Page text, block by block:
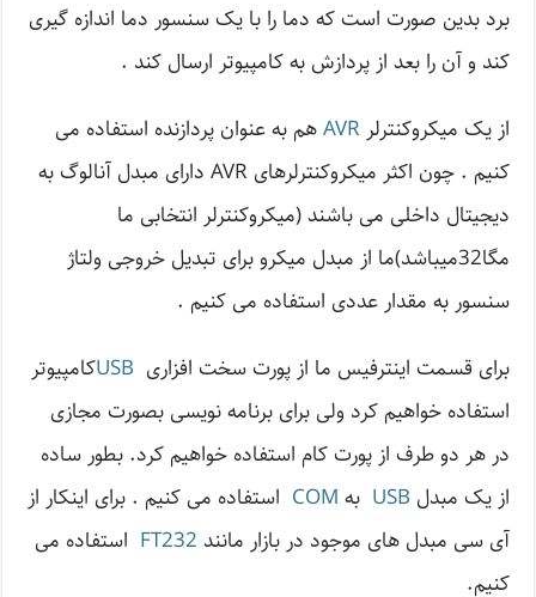
برد بدین صورت است که دما را با یک سنسور دما اندازه گیری
کند و آن را بعد از پردازش به کامپیوتر ارسال کند .
از یک میکروکنترلر AVRهم به عنوان پردازنده استفاده می
کنیم . چون اکثر میکروکنترلرهای AVR دارای مبدل آنالوگ به
دیجیتال داخلی می باشند (میکروکنترلر انتخابی ما
مگا32میباشد)ما از مبدل میکرو برای تبدیل خروجی ولتاژ
سنسور به مقدار عددی استفاده می کنیم .
برای قسمت اینترفیس ما از پورت سخت افزاری USBکامپیوتر
استفاده خواهیم کرد ولی برای برنامه نویسی بصورت مجازی
در هر دو طرف از پورت کام استفاده خواهیم کرد. بطور ساده
از یک مبدل USB به COM استفاده می کنیم . برای اینکار از
آی سی مبدل های موجود در بازار مانند FT232 استفاده می
کنیم.